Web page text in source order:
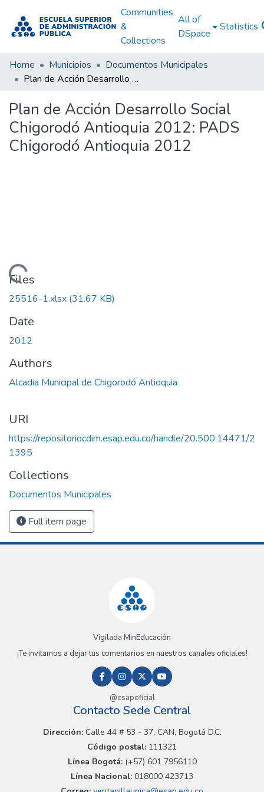
Communities
&
Collections
All of
DSpace
Statistics
Home Municipios
Documentos Municipales
Plan de Acción Desarrollo Social Chigorodó Antioquia 2012: PADS Chigorodó Antioquia 2012
Plan de Acción Desarrollo Social
Chigorodó Antioquia 2012: PADS
Chigorodó Antioquia 2012
Loading...
Files
25516-1.xlsx (31.67 KB)
Date
2012
Authors
Alcadia Municipal de Chigorodó Antioquia
URI
https://repositoriocdim.esap.edu.co/handle/20.500.14471/2
1395
Collections
Documentos Municipales
Full item page
Vigilada MinEducación
¡Te invitamos a dejar tus comentarios en nuestros canales oficiales!
@esapoficial
Contacto Sede Central
Dirección:Calle 44 # 53 - 37, CAN, Bogotá D.C.
Código postal: 111321
Línea Bogotá:(+57) 601 7956110
Línea Nacional: 018000 423713